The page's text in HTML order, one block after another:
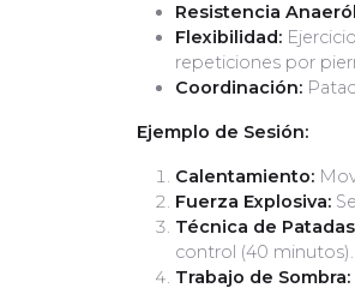
Resistencia
Flexibilidad:
repeticiones por
Coordinación:
Ejemplo de Sesión:
Calentamiento:
Fuerza Explosiva:
Técnica de
control (40 minutos).
Trabajo de Sombra: